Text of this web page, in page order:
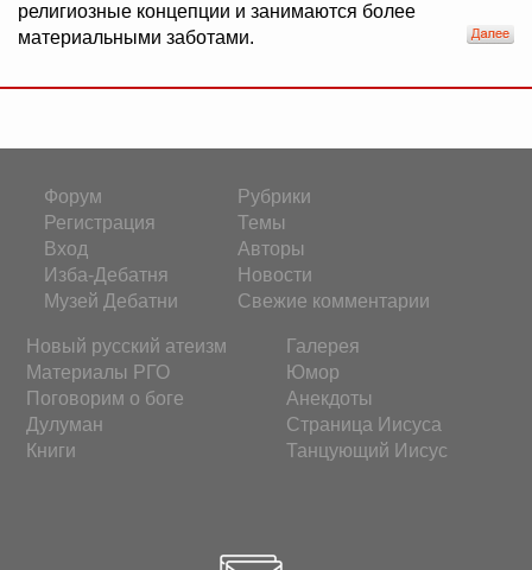
религиозные концепции и занимаются более
материальными заботами.
Форум
Регистрация
Вход
Изба-Дебатня
Музей Дебатни
Рубрики
Темы
Авторы
Новости
Свежие комментарии
Новый русский атеизм
Материалы РГО
Поговорим о боге
Дулуман
Книги
Галерея
Юмор
Анекдоты
Страница Иисуса
Танцующий Иисус